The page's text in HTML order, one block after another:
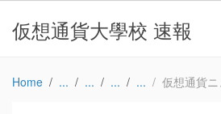
仮想通貨大學校 速報
Home 仮想通貨ニュース：暗号資産（仮想通貨）ビットコイン急落とコロナ相場の終焉（NRI研